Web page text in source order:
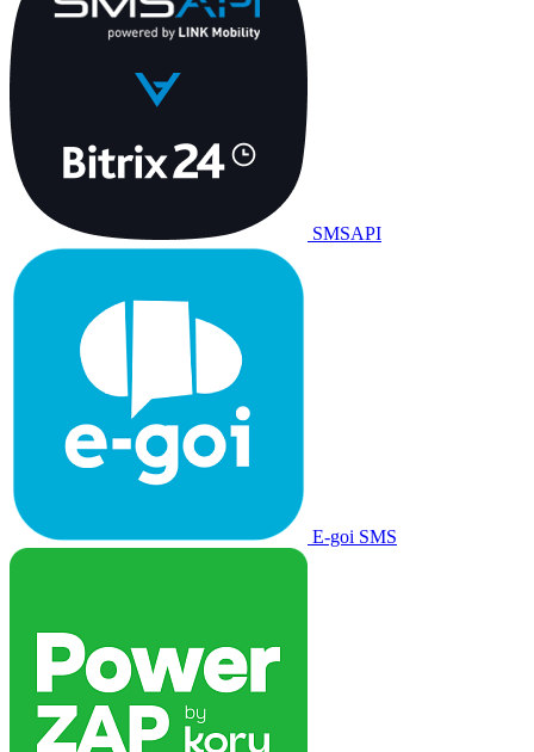
SMSAPI
E-goi SMS